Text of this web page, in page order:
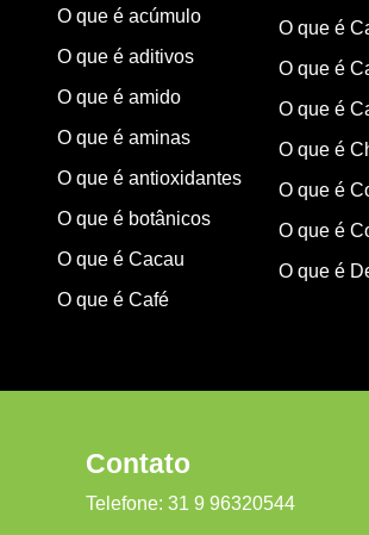
O que é acúmulo
O que é aditivos
O que é amido
O que é aminas
O que é antioxidantes
O que é botânicos
O que é Cacau
O que é Café
O que é
O que é
O que é
O que é
O que é
O que é
O que é
Contato
Telefone: 31 9 96320544